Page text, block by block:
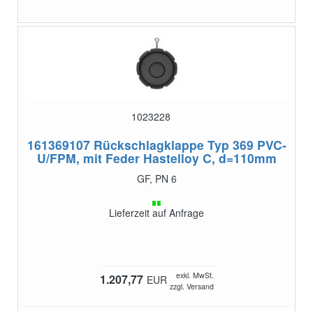
1023228
161369107 Rückschlagklappe Typ 369 PVC-
U/FPM, mit Feder Hastelloy C, d=110mm
GF, PN 6
Lieferzeit auf Anfrage
1.207,77 EUR
exkl. MwSt.
zzgl. Versand